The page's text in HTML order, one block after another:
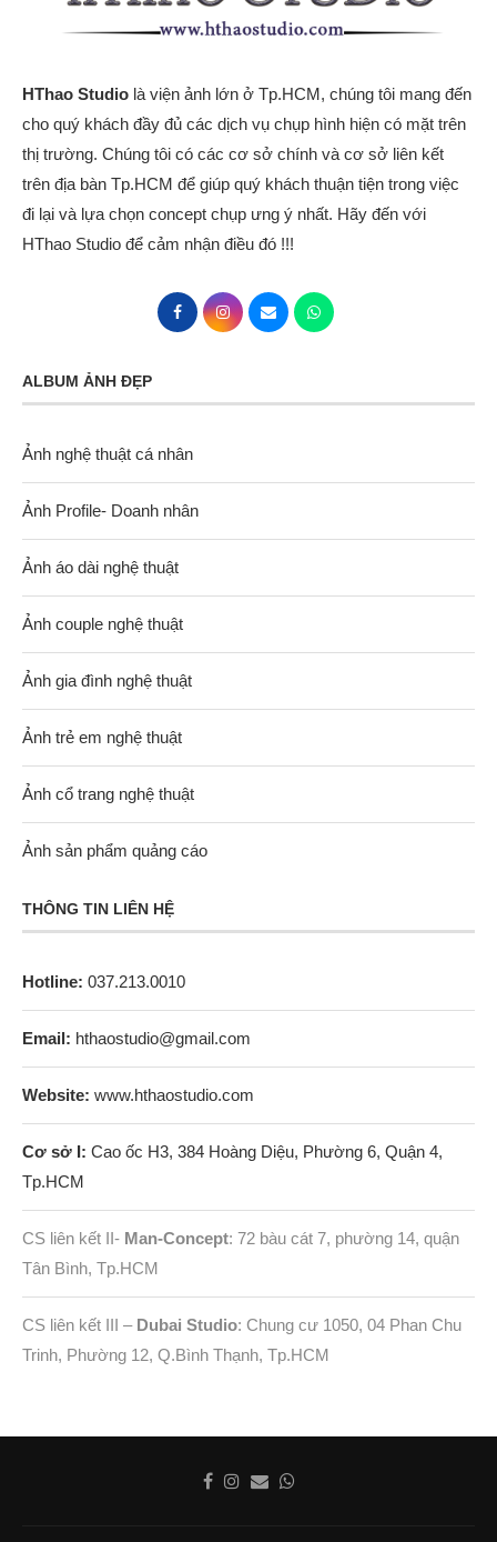
HThao Studio là viện ảnh lớn ở Tp.HCM, chúng tôi mang đến
cho quý khách đầy đủ các dịch vụ chụp hình hiện có mặt trên
thị trường. Chúng tôi có các cơ sở chính và cơ sở liên kết
trên địa bàn Tp.HCM để giúp quý khách thuận tiện trong việc
đi lại và lựa chọn concept chụp ưng ý nhất. Hãy đến với
HThao Studio để cảm nhận điều đó !!!
ALBUM ẢNH ĐẸP
Ảnh nghệ thuật cá nhân
Ảnh Profile- Doanh nhân
Ảnh áo dài nghệ thuật
Ảnh couple nghệ thuật
Ảnh gia đình nghệ thuật
Ảnh trẻ em nghệ thuật
Ảnh cổ trang nghệ thuật
Ảnh sản phẩm quảng cáo
THÔNG TIN LIÊN HỆ
Hotline: 037.213.0010
Email: hthaostudio@gmail.com
Website: www.hthaostudio.com
Cơ sở I: Cao ốc H3, 384 Hoàng Diệu, Phường 6, Quận 4,
Tp.HCM
CS liên kết II- Man-Concept: 72 bàu cát 7, phường 14, quận
Tân Bình, Tp.HCM
CS liên kết III – Dubai Studio: Chung cư 1050, 04 Phan Chu
Trinh, Phường 12, Q.Bình Thạnh, Tp.HCM